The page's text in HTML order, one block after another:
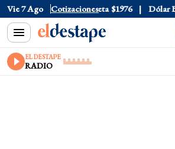
Vie 7 Ago Cotizaciones
$1520 Dólar Tarjeta $1976 Dólar Blue
EL DESTAPE
RADIO